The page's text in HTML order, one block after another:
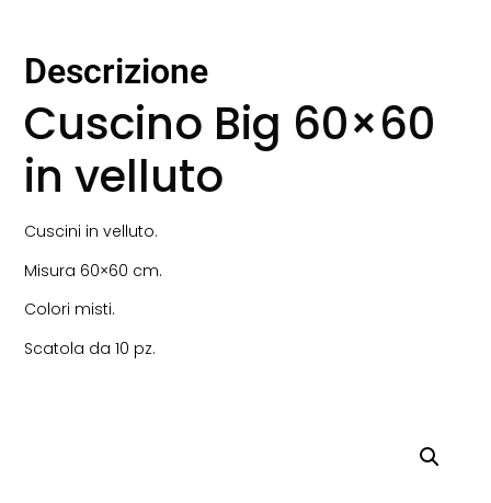
Descrizione
Cuscino Big 60×60
in velluto
Cuscini in velluto.
Misura 60×60 cm.
Colori misti.
Scatola da 10 pz.